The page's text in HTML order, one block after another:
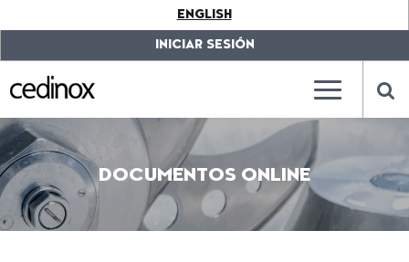
label.access.jump.content???
???
label.access.jump.header???
label.access.jump.footer???
???
label.access.jump.menu???
ENGLISH
INICIAR SESIÓN
???
???
DOCUMENTOS ONLINE